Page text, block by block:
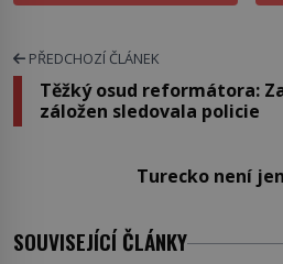
PŘEDCHOZÍ ČLÁNEK
Těžký osud reformátora:
záložen sledovala policie
Turecko není
SOUVISEJÍCÍ ČLÁNKY